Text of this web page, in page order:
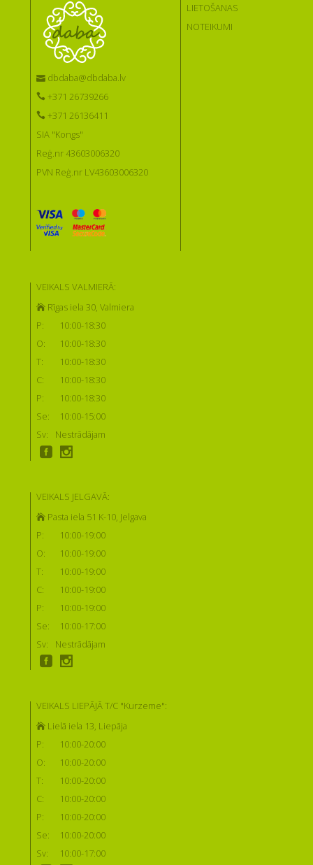
dbdaba@dbdaba.lv
+371 26739266
+371 26136411
SIA "Kongs"
Reģ.nr 43603006320
PVN Reģ.nr LV43603006320
LIETOŠANAS
NOTEIKUMI
VEIKALS VALMIERĀ:
Rīgas iela 30, Valmiera
P:
10:00-18:30
O:
10:00-18:30
T:
10:00-18:30
C:
10:00-18:30
P:
10:00-18:30
Se:
10:00-15:00
Sv:
Nestrādājam
VEIKALS JELGAVĀ:
Pasta iela 51 K-10, Jelgava
P:
10:00-19:00
O:
10:00-19:00
T:
10:00-19:00
C:
10:00-19:00
P:
10:00-19:00
Se:
10:00-17:00
Sv:
Nestrādājam
VEIKALS LIEPĀJĀ T/C "Kurzeme":
Lielā iela 13, Liepāja
P:
10:00-20:00
O:
10:00-20:00
T:
10:00-20:00
C:
10:00-20:00
P:
10:00-20:00
Se:
10:00-20:00
Sv:
10:00-17:00